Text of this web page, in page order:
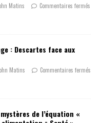
Matins Commentaires fermés
: Descartes face aux
Matins Commentaires fermés
de l’équation «